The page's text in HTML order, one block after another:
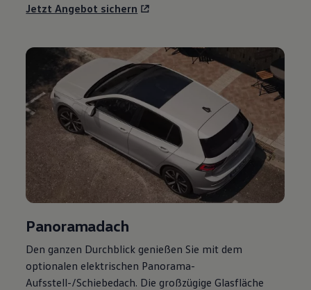
Live Beratung
Transport
Familie
Elektromobilität
Volkswagen R
Pannen- und Unfallhilfe
Volkswagen Kundenbetreuung
Jetzt Angebot sichern
Panoramadach
Den ganzen Durchblick genießen Sie mit dem
optionalen elektrischen Panorama-
Aufsstell-/Schiebedach. Die großzügige Glasfläche